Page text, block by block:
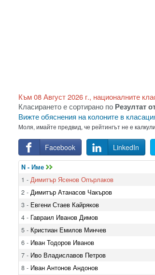
Към 08 Август 2026 г., националните
Класирането е сортирано по Резултат
Вижте обяснения на колоните в
Моля, имайте предвид, че рейтингът не е
Facebook LinkedIn
N - Име
1 - Димитър Ясенов Опърлаков
2 - Димитър Атанасов Чакъров
3 - Евгени Стаев Кайряков
4 - Гавраил Иванов Димов
5 - Кристиан Емилов Минчев
6 - Иван Тодоров Иванов
7 - Иво Владиславов Петров
8 - Иван Антонов Андонов